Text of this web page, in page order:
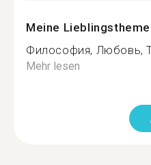
Meine
Философия, Любовь,
Mehr lesen